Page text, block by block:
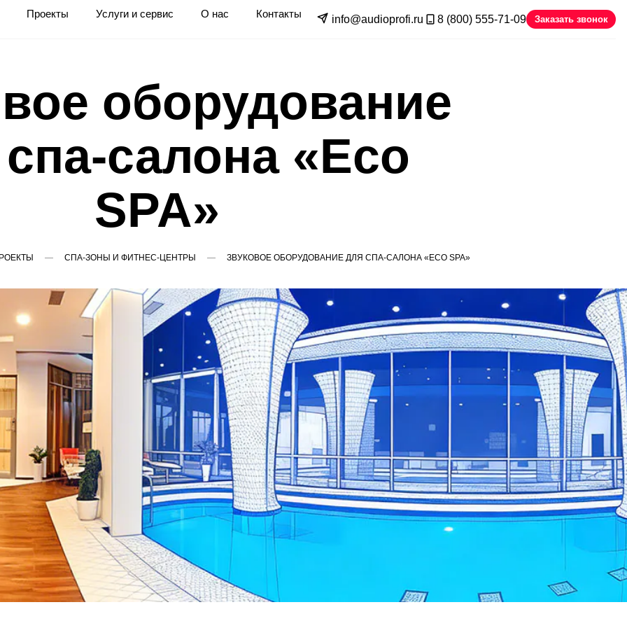
Проекты Услуги и сервис О нас Контакты info@audioprofi.ru 8 (800) 555-71-09 Заказать звонок
оборудование
салона «Eco
SPA»
СПА-ЗОНЫ И ФИТНЕС-ЦЕНТРЫ ЗВУКОВОЕ ОБОРУДОВАНИЕ ДЛЯ СПА-САЛОНА «ECO SPA»